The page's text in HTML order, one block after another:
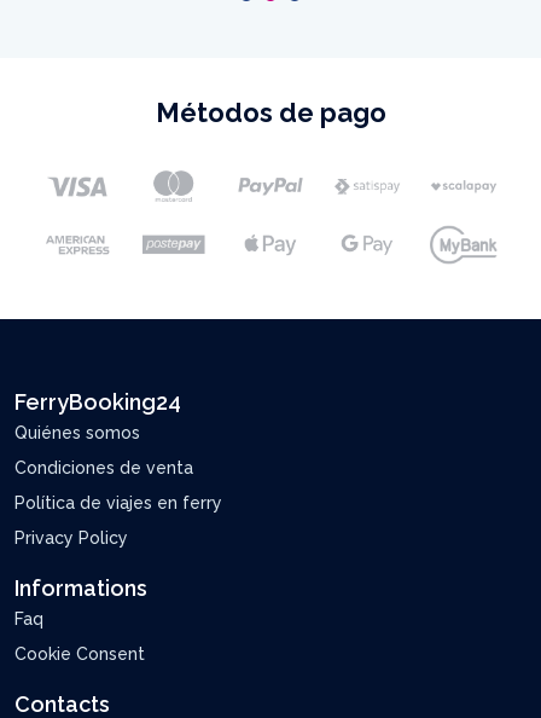
Métodos de pago
FerryBooking24
Quiénes somos
Condiciones de venta
Política de viajes en ferry
Privacy Policy
Informations
Faq
Cookie Consent
Contacts